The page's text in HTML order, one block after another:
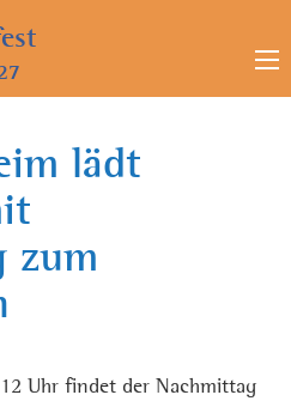
lädt
zum
Uhr findet der Nachmittag